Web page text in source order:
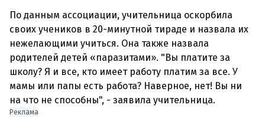
По данным ассоциации, учительница оскорбила
своих учеников в 20-минутной тираде и назвала их
нежелающими учиться. Она также назвала
родителей детей «паразитами». "Вы платите за
школу? Я и все, кто имеет работу платим за все. У
мамы или папы есть работа? Наверное, нет! Вы ни
Реклама